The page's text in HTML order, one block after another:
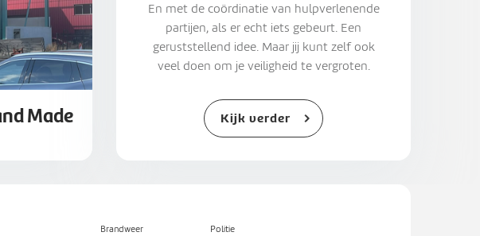
Made
En met de coördinatie van hulpverlenende
partijen, als er echt iets gebeurt. Een
geruststellend idee. Maar jij kunt zelf ook
veel doen om je veiligheid te vergroten.
Kijk verder
Brandweer Politie